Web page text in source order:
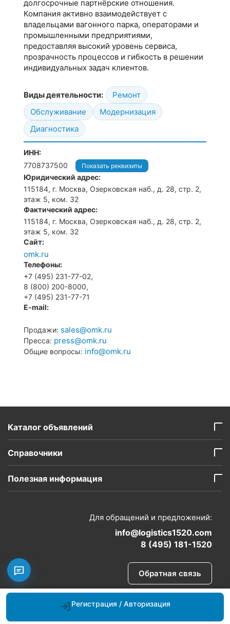
долгосрочные партнёрские отношения.
Компания активно взаимодействует с
владельцами вагонного парка, операторами и
промышленными предприятиями,
предоставляя высокий уровень сервиса,
прозрачность процессов и гибкость в решении
индивидуальных задач клиентов.
Виды деятельности:
Ремонт
Обслуживание
Модернизация
Диагностика
ИНН:
7708737500
Показать реквизиты
Юридический адрес:
115184, г. Москва, Озерковская наб., д. 28, стр. 2,
этаж 5, ком. 32
Фактический адрес:
115184, г. Москва, Озерковская наб., д. 28, стр. 2,
этаж 5, ком. 32
Сайт:
omk.ru
Телефоны:
+7 (495) 231-77-02,
8 (800) 200-8000,
+7 (495) 231-77-71
E-mail:
Продажи: sales@omk.ru
Пресса: press@omk.ru
Общие вопросы: info@omk.ru
Каталог объявлений
Справочники
Полезная информация
Для обращений и предложений:
info@logistics1520.com
8 (495) 181-1520
Обратная связь
Регистрация / Авторизация